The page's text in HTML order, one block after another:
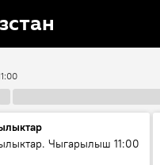
Чыгарылыш 11:00